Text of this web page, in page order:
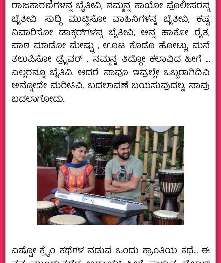
ರಾಜಕಾರಣಿಗಳನ್ನ ಬೈತೀವಿ, ನಮ್ಮನ್ನ ಕಾಯೋ ಪೊಲೀಸರನ್ನ
ಬೈತೀವಿ, ಸುದ್ದಿ ಮುಟ್ಟಿಸೋ ವಾಹಿನಿಗಳನ್ನ ಬೈತೀವಿ, ಕಷ್ಟ
ನಿವಾರಿಸೋ ಡಾಕ್ಟರ್‌ಗಳನ್ನ ಬೈತೀವಿ, ಅನ್ನ ಹಾಕೋ ರೈತ,
ಪಾಠ ಮಾಡೋ ಮೇಷ್ಟ್ರು , ಊಟ ಕೊಡೊ ಹೋಟ್ಲು, ಮನೆ
ತಲುಪಿಸೋ ಡ್ರೈವರ್ , ನಮ್ಮನ್ನ ತಿದ್ದೋ ಕಲಾವಿದ ಹೀಗೆ …
ಎಲ್ಲರನ್ನೂ ಬೈತಿವಿ. ಆದರೆ ನಾವೂ ಇವ್ರಲ್ಲೇ ಒಬ್ಬರಾಗಿದಿವಿ
ಅನ್ನೋದೇ ಮರೀತಿವಿ. ಬದಲಾವಣೆ ಬಯಸುವುದಲ್ಲ. ನಾವು
ಬದಲಾಗೋದು.
ಎಷ್ಟೋ ಕ್ರೈಂ ಕಥೆಗಳ ನಡುವೆ ಒಂದು ಕ್ರಾಂತಿಯ ಕಥೆ… ಈ